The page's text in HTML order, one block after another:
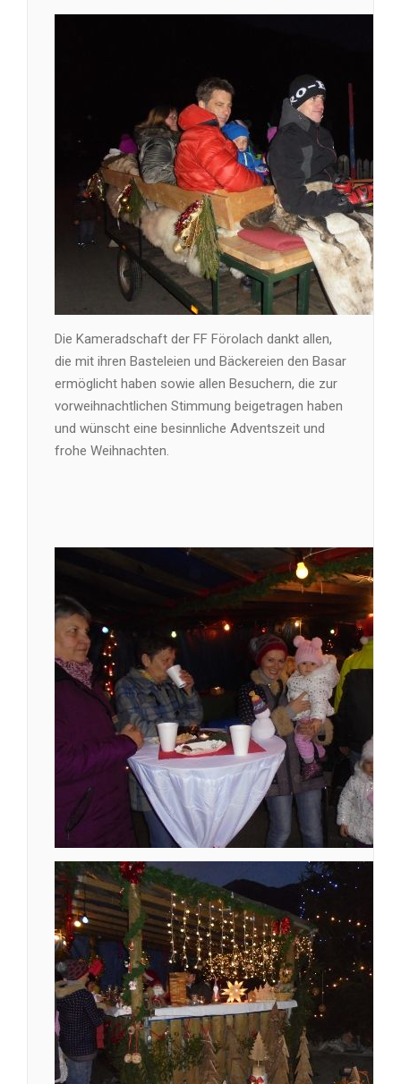
Die Kameradschaft der FF Förolach dankt allen,
die mit ihren Basteleien und Bäckereien den Basar
ermöglicht haben sowie allen Besuchern, die zur
vorweihnachtlichen Stimmung beigetragen haben
und wünscht eine besinnliche Adventszeit und
frohe Weihnachten.